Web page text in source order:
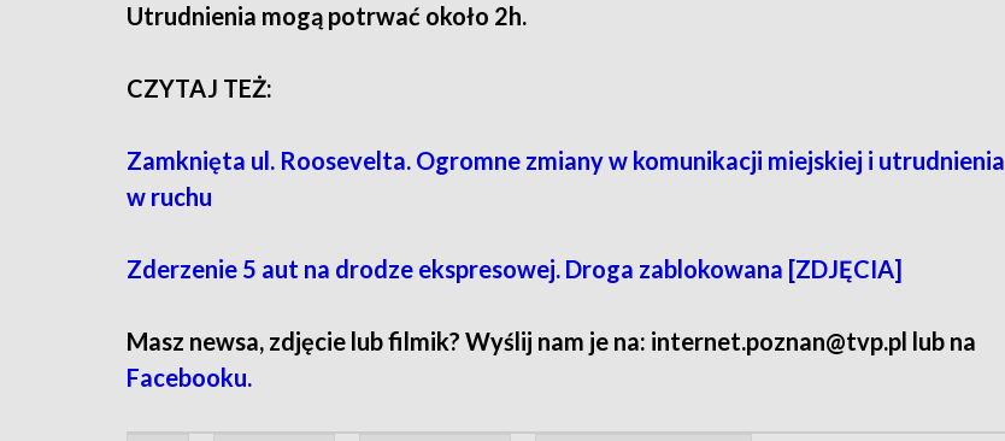
Utrudnienia mogą potrwać około 2h.
CZYTAJ TEŻ:
Zamknięta ul. Roosevelta. Ogromne zmiany w komunikacji miejskiej i utrudnienia
w ruchu
Zderzenie 5 aut na drodze ekspresowej. Droga zablokowana [ZDJĘCIA]
Masz newsa, zdjęcie lub filmik? Wyślij nam je na: internet.poznan@tvp.pl lub na
Facebooku.